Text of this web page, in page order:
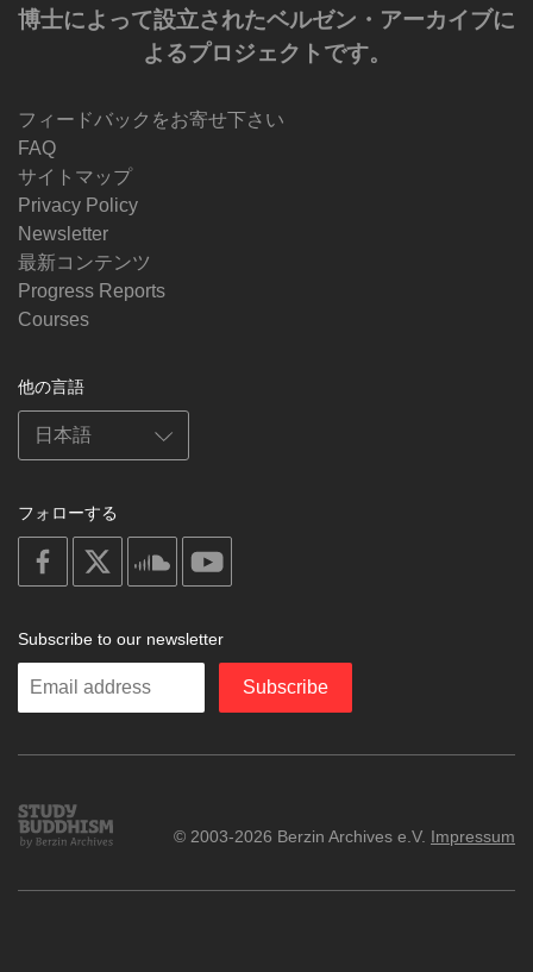
博士によって設立されたベルゼン・アーカイブに
よるプロジェクトです。
フィードバックをお寄せ下さい
FAQ
サイトマップ
Privacy Policy
Newsletter
最新コンテンツ
Progress Reports
Courses
他の言語
フォローする
on
facebook
soundcloud
Subscribe to our newsletter
Enter
Subscribe
Study
Buddhism
© 2003-2026 Berzin Archives e.V. Impressum